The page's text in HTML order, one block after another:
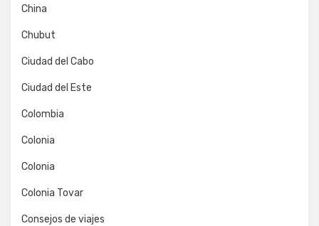
China
Chubut
Ciudad del Cabo
Ciudad del Este
Colombia
Colonia
Colonia
Colonia Tovar
Consejos de viajes